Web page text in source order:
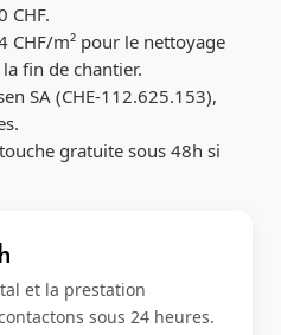
CHF.
CHF/m² pour le nettoyage
fin de chantier.
SA (CHE-112.625.153),
gratuite sous 48h si
et la prestation
sous 24 heures.